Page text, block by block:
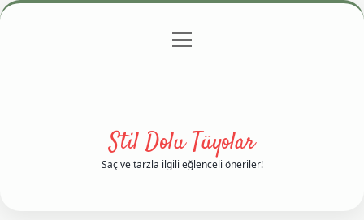
Gizlilik Politikası
menüyü
Stil Dolu Tüyolar
Saç ve tarzla ilgili eğlenceli öneriler!